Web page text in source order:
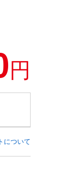
円
について